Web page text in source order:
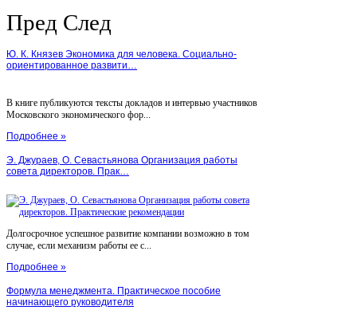
Пред След
Ю. К. Князев Экономика для человека. Социально-
ориентированное развити…
В книге публикуются тексты докладов и интервью участников
Московского экономического фор...
Подробнее »
Э. Джураев, О. Севастьянова Организация работы
совета директоров. Прак…
Долгосрочное успешное развитие компании возможно в том
случае, если механизм работы ее с...
Подробнее »
Формула менеджмента. Практическое пособие
начинающего руководителя